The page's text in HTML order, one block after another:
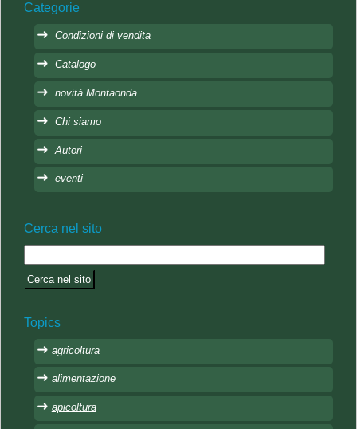
Categorie
Condizioni di vendita
Catalogo
novità Montaonda
Chi siamo
Autori
eventi
Cerca nel sito
Topics
agricoltura
alimentazione
apicoltura